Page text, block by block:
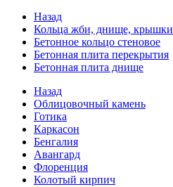
Назад
Кольца жби, днище, крышки
Бетонное кольцо стеновое
Бетонная плита перекрытия
Бетонная плита днище
Назад
Облицовочный камень
Готика
Каркасон
Бенгалия
Авангард
Флоренция
Колотый кирпич